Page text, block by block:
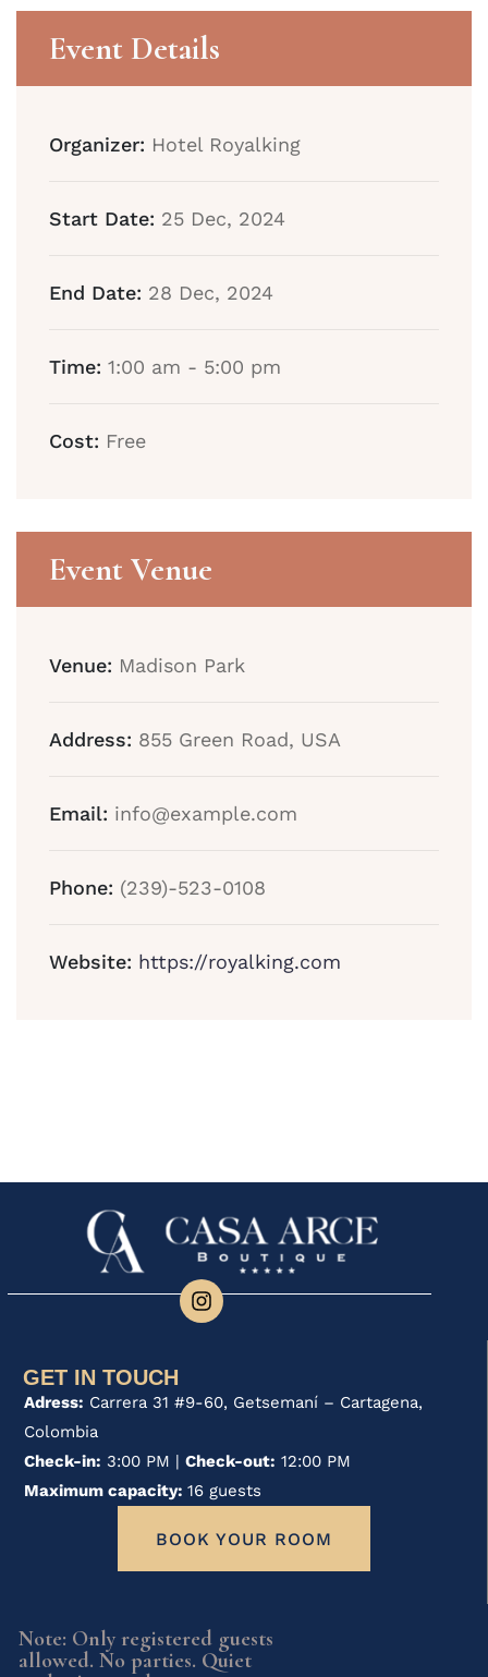
Event Details
Organizer: Hotel Royalking
Start Date: 25 Dec, 2024
End Date: 28 Dec, 2024
Time: 1:00 am - 5:00 pm
Cost: Free
Event Venue
Venue: Madison Park
Address: 855 Green Road, USA
Email: info@example.com
Phone: (239)-523-0108
Website: https://royalking.com
GET IN TOUCH
Adress: Carrera 31 #9-60, Getsemaní – Cartagena,
Colombia
Check-in: 3:00 PM | Check-out: 12:00 PM
Maximum capacity: 16 guests
BOOK YOUR ROOM
Note: Only registered guests
allowed. No parties. Quiet